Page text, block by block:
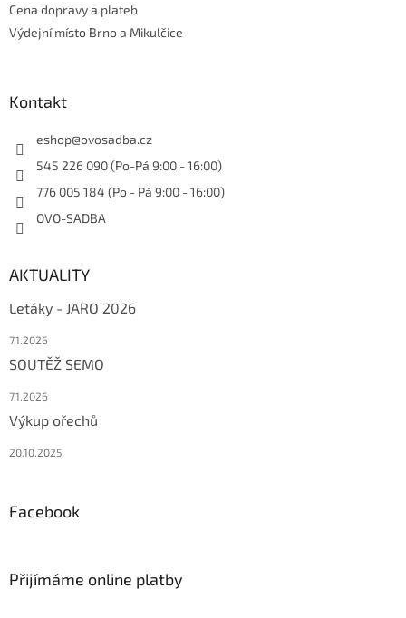
Cena dopravy a plateb
Výdejní místo Brno a Mikulčice
Kontakt
eshop@ovosadba.cz
545 226 090 (Po-Pá 9:00 - 16:00)
776 005 184 (Po - Pá 9:00 - 16:00)
OVO-SADBA
AKTUALITY
Letáky - JARO 2026
7.1.2026
SOUTĚŽ SEMO
7.1.2026
Výkup ořechů
20.10.2025
Facebook
Přijímáme online platby